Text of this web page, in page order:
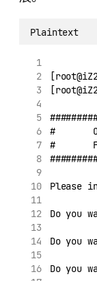
Plaintext
#
#
Please
Do you
Do you
Do you